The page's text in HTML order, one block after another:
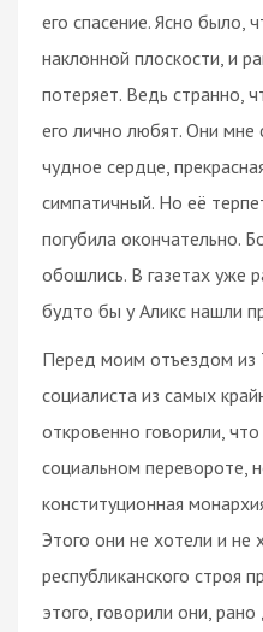
его спасение. Ясно было,
наклонной плоскости, и
потеряет. Ведь странно,
его лично любят. Они мне
чудное сердце,
симпатичный. Но её
погубила окончательно.
обошлись. В газетах уже
будто бы у Аликс нашли
Перед моим отъездом из
социалиста из самых
откровенно говорили,
социальном перевороте,
конституционная
Этого они не хотели и не
республиканского строя
этого, говорили они, рано